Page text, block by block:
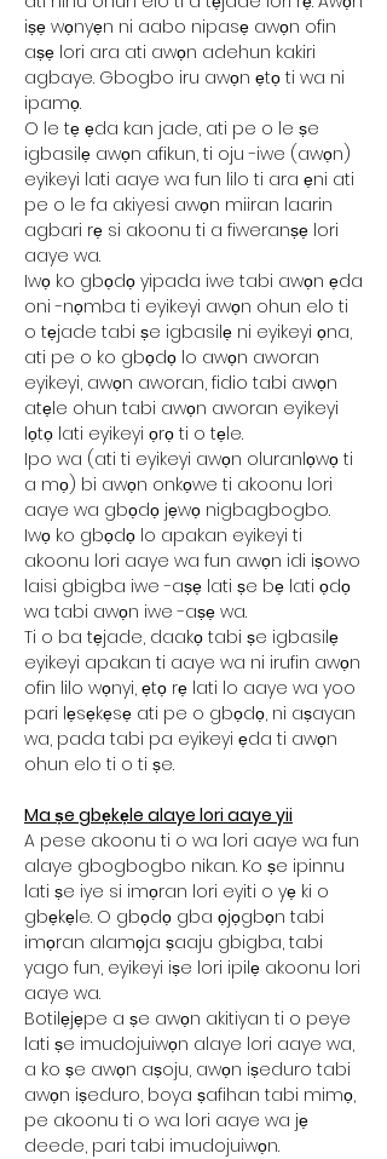
iṣẹ wọnyẹn ni aabo nipasẹ awọn ofin
aṣẹ lori ara ati awọn adehun kakiri
agbaye. Gbogbo iru awọn ẹtọ ti wa ni
ipamọ.
O le tẹ ẹda kan jade, ati pe o le ṣe
igbasilẹ awọn afikun, ti oju -iwe (awọn)
eyikeyi lati aaye wa fun lilo ti ara ẹni ati
pe o le fa akiyesi awọn miiran laarin
agbari rẹ si akoonu ti a fiweranṣẹ lori
aaye wa.
Iwọ ko gbọdọ yipada iwe tabi awọn ẹda
oni -nọmba ti eyikeyi awọn ohun elo ti
o tẹjade tabi ṣe igbasilẹ ni eyikeyi ọna,
ati pe o ko gbọdọ lo awọn aworan
eyikeyi, awọn aworan, fidio tabi awọn
atẹle ohun tabi awọn aworan eyikeyi
lọtọ lati eyikeyi ọrọ ti o tẹle.
Ipo wa (ati ti eyikeyi awọn oluranlọwọ ti
a mọ) bi awọn onkọwe ti akoonu lori
aaye wa gbọdọ jẹwọ nigbagbogbo.
Iwọ ko gbọdọ lo apakan eyikeyi ti
akoonu lori aaye wa fun awọn idi iṣowo
laisi gbigba iwe -aṣẹ lati ṣe bẹ lati ọdọ
wa tabi awọn iwe -aṣẹ wa.
Ti o ba tẹjade, daakọ tabi ṣe igbasilẹ
eyikeyi apakan ti aaye wa ni irufin awọn
ofin lilo wọnyi, ẹtọ rẹ lati lo aaye wa yoo
pari lẹsẹkẹsẹ ati pe o gbọdọ, ni aṣayan
wa, pada tabi pa eyikeyi ẹda ti awọn
ohun elo ti o ti ṣe.
Ma ṣe gbẹkẹle alaye lori aaye yii
A pese akoonu ti o wa lori aaye wa fun
alaye gbogbogbo nikan. Ko ṣe ipinnu
lati ṣe iye si imọran lori eyiti o yẹ ki o
gbẹkẹle. O gbọdọ gba ọjọgbọn tabi
imọran alamọja ṣaaju gbigba, tabi
yago fun, eyikeyi iṣe lori ipilẹ akoonu lori
aaye wa.
Botilẹjẹpe a ṣe awọn akitiyan ti o peye
lati ṣe imudojuiwọn alaye lori aaye wa,
a ko ṣe awọn aṣoju, awọn iṣeduro tabi
awọn iṣeduro, boya ṣafihan tabi mimọ,
pe akoonu ti o wa lori aaye wa jẹ
deede, pari tabi imudojuiwọn.